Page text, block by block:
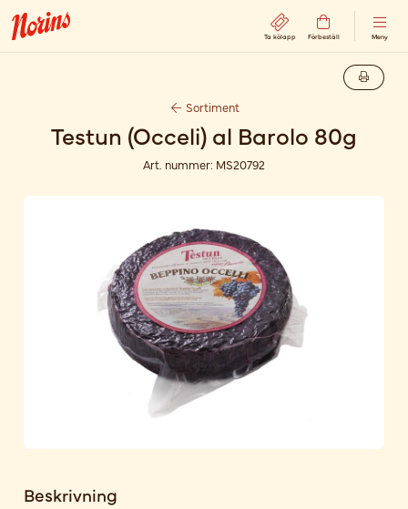
Ta kölapp Förbeställ Meny
Sortiment
Testun (Occeli) al Barolo 80g
Art. nummer: MS20792
Beskrivning